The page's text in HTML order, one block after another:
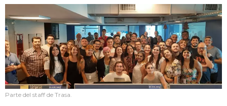
Parte del staff de Trasa.